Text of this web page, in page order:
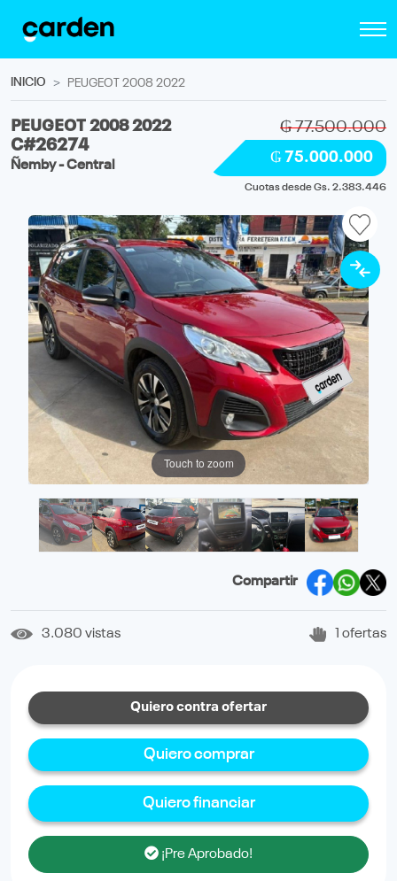
INICIO PEUGEOT 2008 2022
PEUGEOT 2008 2022
C#26274
Ñemby - Central
₲ 77.500.000
₲ 75.000.000
Cuotas desde Gs. 2.383.446
Touch to zoom
Compartir
3.080 vistas 1 ofertas
Quiero contra ofertar
Quiero comprar
Quiero financiar
¡Pre Aprobado!